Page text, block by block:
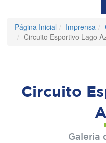
Página Inicial Imprensa
Circuito Esportivo Lago
Circuito
Galeria